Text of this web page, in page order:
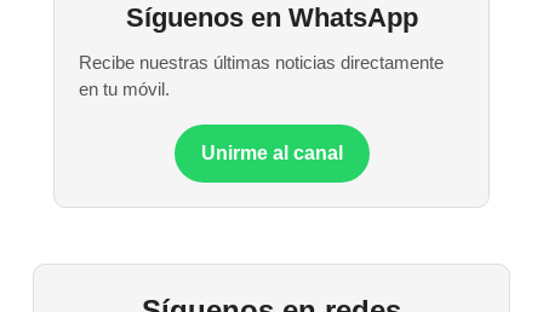
Síguenos en WhatsApp
Recibe nuestras últimas noticias directamente
en tu móvil.
Unirme al canal